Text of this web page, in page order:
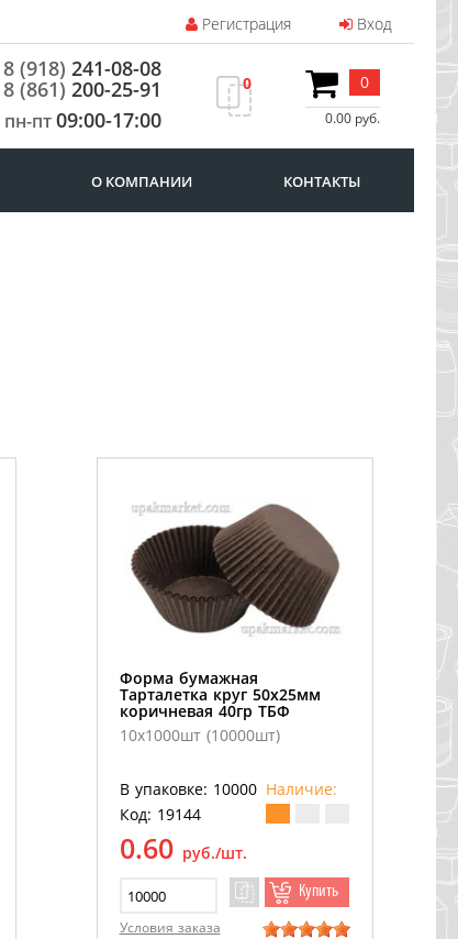
Регистрация Вход
8 (918) 241-08-08
8 (861) 200-25-91
пн-пт09:00-17:00
0 0
0.00 руб.
О КОМПАНИИ КОНТАКТЫ
Форма бумажная
Тарталетка круг 50х25мм
коричневая 40гр ТБФ
10х1000шт (10000шт)
В упаковке: 10000 Наличие:
Код: 19144
0.60 руб./шт.
Купить
Условия заказа